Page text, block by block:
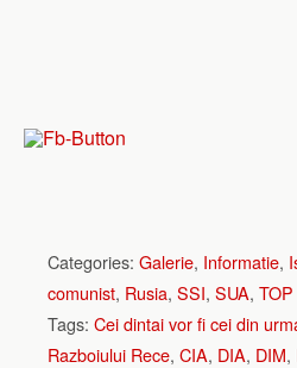
Categories: Galerie, Informatie,
comunist, Rusia, SSI, SUA,
Tags: Cei dintai vor fi cei din
Razboiului Rece, CIA, DIA, DIM,